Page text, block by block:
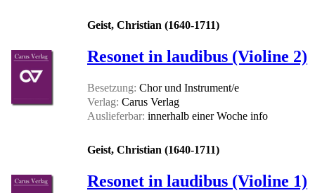
Geist, Christian (1640-1711)
Resonet in laudibus (Violine 2)
Besetzung: Chor und Instrument/e
Verlag: Carus Verlag
Auslieferbar: innerhalb einer Woche info
Geist, Christian (1640-1711)
Resonet in laudibus (Violine 1)